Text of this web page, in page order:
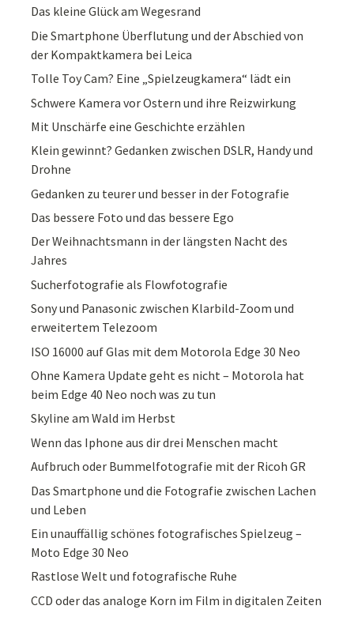
Das kleine Glück am Wegesrand
Die Smartphone Überflutung und der Abschied von
der Kompaktkamera bei Leica
Tolle Toy Cam? Eine „Spielzeugkamera“ lädt ein
Schwere Kamera vor Ostern und ihre Reizwirkung
Mit Unschärfe eine Geschichte erzählen
Klein gewinnt? Gedanken zwischen DSLR, Handy und
Drohne
Gedanken zu teurer und besser in der Fotografie
Das bessere Foto und das bessere Ego
Der Weihnachtsmann in der längsten Nacht des
Jahres
Sucherfotografie als Flowfotografie
Sony und Panasonic zwischen Klarbild-Zoom und
erweitertem Telezoom
ISO 16000 auf Glas mit dem Motorola Edge 30 Neo
Ohne Kamera Update geht es nicht – Motorola hat
beim Edge 40 Neo noch was zu tun
Skyline am Wald im Herbst
Wenn das Iphone aus dir drei Menschen macht
Aufbruch oder Bummelfotografie mit der Ricoh GR
Das Smartphone und die Fotografie zwischen Lachen
und Leben
Ein unauffällig schönes fotografisches Spielzeug –
Moto Edge 30 Neo
Rastlose Welt und fotografische Ruhe
CCD oder das analoge Korn im Film in digitalen Zeiten